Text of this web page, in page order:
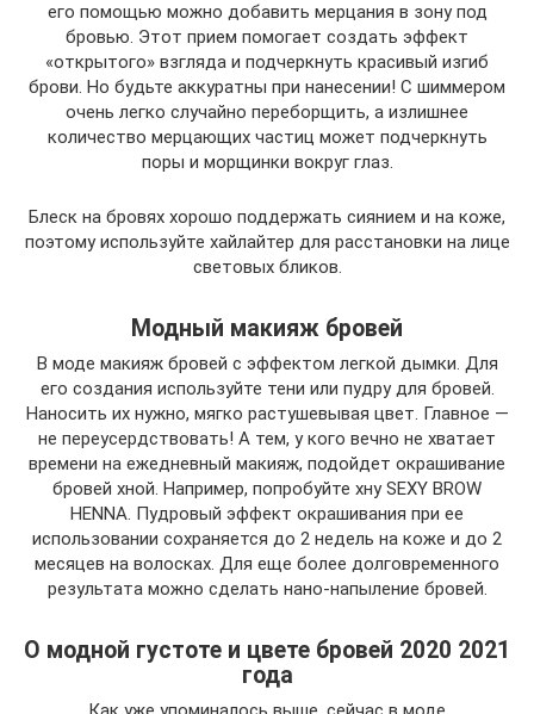
его помощью можно добавить мерцания в зону под
бровью. Этот прием помогает создать эффект
«открытого» взгляда и подчеркнуть красивый изгиб
брови. Но будьте аккуратны при нанесении! С шиммером
очень легко случайно переборщить, а излишнее
количество мерцающих частиц может подчеркнуть
поры и морщинки вокруг глаз.
Блеск на бровях хорошо поддержать сиянием и на коже,
поэтому используйте хайлайтер для расстановки на лице
световых бликов.
Модный макияж бровей
В моде макияж бровей с эффектом легкой дымки. Для
его создания используйте тени или пудру для бровей.
Наносить их нужно, мягко растушевывая цвет. Главное —
не переусердствовать! А тем, у кого вечно не хватает
времени на ежедневный макияж, подойдет окрашивание
бровей хной. Например, попробуйте хну SEXY BROW
HENNA. Пудровый эффект окрашивания при ее
использовании сохраняется до 2 недель на коже и до 2
месяцев на волосках. Для еще более долговременного
результата можно сделать нано-напыление бровей.
О модной густоте и цвете бровей 2020 2021
года